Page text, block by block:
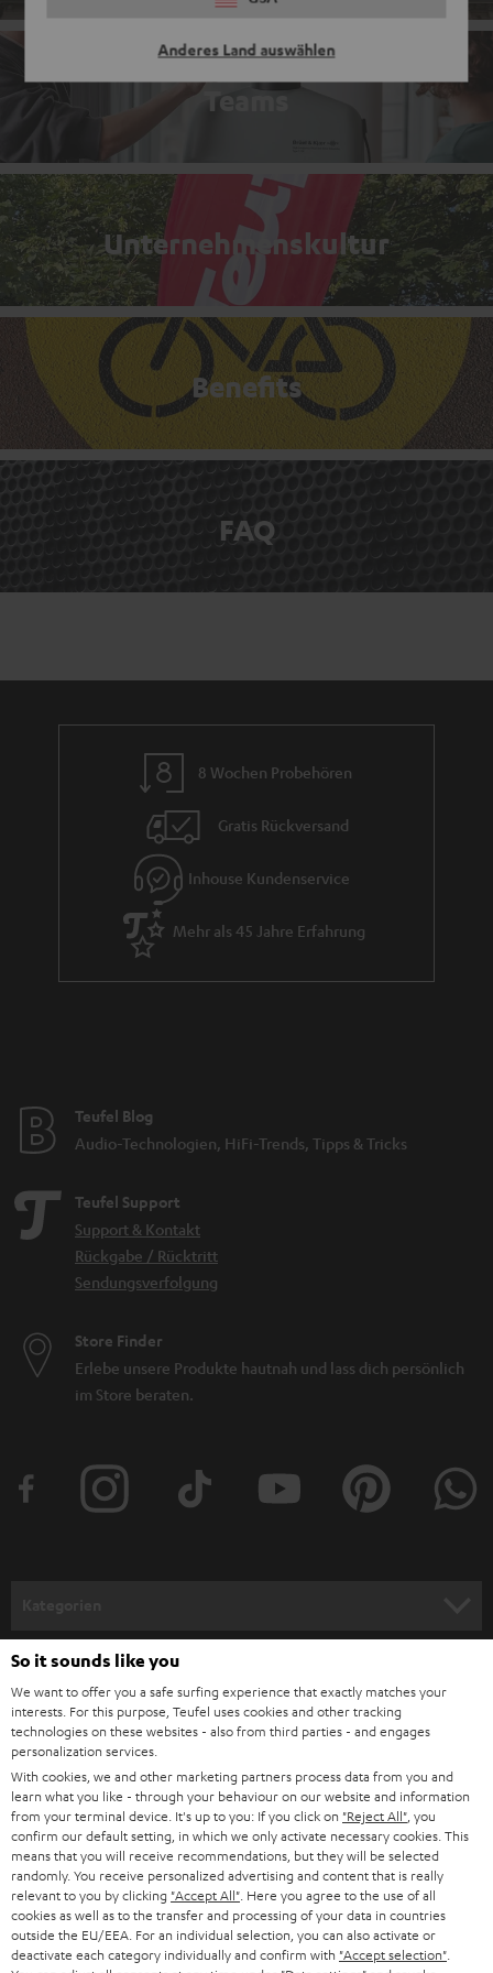
Anderes Land auswählen
Teams
Unternehmenskultur
Benefits
FAQ
8 Wochen Probehören
Gratis Rückversand
Inhouse Kundenservice
Mehr als 45 Jahre Erfahrung
Teufel Blog
Audio-Technologien, HiFi-Trends, Tipps & Tricks
Teufel Support
Support & Kontakt
Rückgabe / Rücktritt
Sendungsverfolgung
Store Finder
Erlebe unsere Produkte hautnah und lass dich persönlich
im Store beraten.
HEIMKINO
HEIMKINO-KOMPLETTANLAGEN
SOUNDBARS
STEREO
SMART HOME
BLUETOOTH-LAUTSPRECHER
KOPFHÖRER
Unternehmen
SUPPORT
PRESSE & MARKETING
GESCHÄFTSKUNDEN
PARTNERPROGRAMM
BLOG
Teufel Onlineshops
DEUTSCHLAND
ÖSTERREICH
SCHWEIZ
NIEDERLANDE
So it sounds like you
We want to offer you a safe surfing experience that exactly matches your
interests. For this purpose, Teufel uses cookies and other tracking
technologies on these websites - also from third parties - and engages
personalization services.
With cookies, we and other marketing partners process data from you and
learn what you like - through your behaviour on our website and information
from your terminal device. It's up to you: If you click on "Reject All" , you
confirm our default setting, in which we only activate necessary cookies. This
means that you will receive recommendations, but they will be selected
randomly. You receive personalized advertising and content that is really
relevant to you by clicking "Accept All" . Here you agree to the use of all
cookies as well as to the transfer and processing of your data in countries
outside the EU/EEA. For an individual selection, you can also activate or
deactivate each category individually and confirm with "Accept selection"